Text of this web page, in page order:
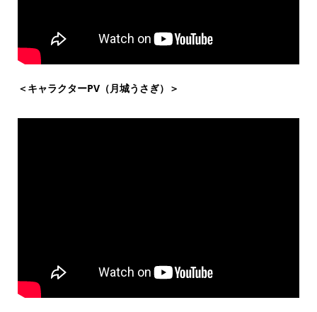
＜キャラクターPV（月城うさぎ）＞